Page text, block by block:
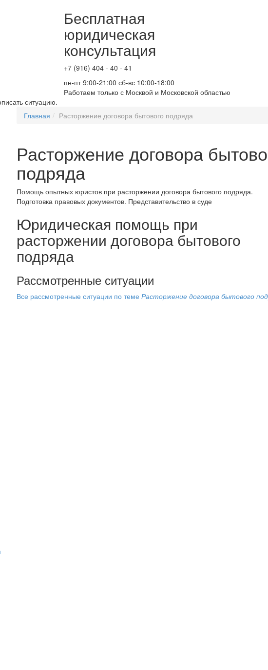
Бесплатная
юридическая
консультация
+7 (916) 404 - 40 - 41
пн-пт 9:00-21:00 сб-вс 10:00-18:00
Работаем только с Москвой и Московской областью
ситуацию.
Главная Расторжение договора бытового подряда
Расторжение договора
подряда
Помощь опытных юристов при расторжении договора бытового подряда.
Подготовка правовых документов. Представительство в суде
Юридическая помощь при
расторжении договора бытового
подряда
Рассмотренные ситуации
Все рассмотренные ситуации по теме Расторжение договора бытового